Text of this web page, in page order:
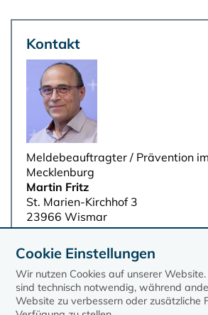
Kontakt
Meldebeauftragter / Prävention
Mecklenburg
Martin Fritz
St. Marien-Kirchhof 3
23966 Wismar
Mobil: 0174-3267628
E-Mail: martin.fritz@elkm.de
Cookie Einstellungen
Wir nutzen Cookies auf unserer
sind technisch notwendig, während
Website zu verbessern oder zusätzliche